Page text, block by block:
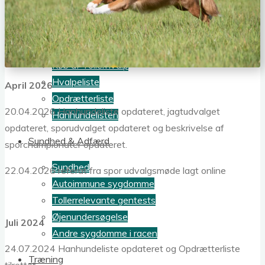
Hvalpe & opdræt
Hvis min hund skal indgå i avl
Køb af Tollerhvalp
Hvalpeliste
Opdrætterliste
Hanhundelisten
Sundhed & Adfærd
Sundhed
Autoimmune sygdomme
Tollerrelevante gentests
Øjenundersøgelse
Andre sygdomme i racen
Træning
April 2026
20.04.2026 Hanhundeliste opdateret, jagtudvalget
opdateret, sporudvalget opdateret og beskrivelse af
sporchampionater opdateret.
22.04.2026 referat fra spor udvalgsmøde lagt online
Juli 2024
24.07.2024 Hanhundeliste opdateret og Opdrætterliste